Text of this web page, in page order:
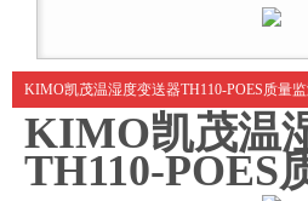
KIMO凯茂温湿度变送器TH110-POES质量
KIMO凯茂温
TH110-POES